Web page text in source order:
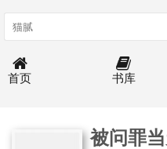
首页 书库
被问罪